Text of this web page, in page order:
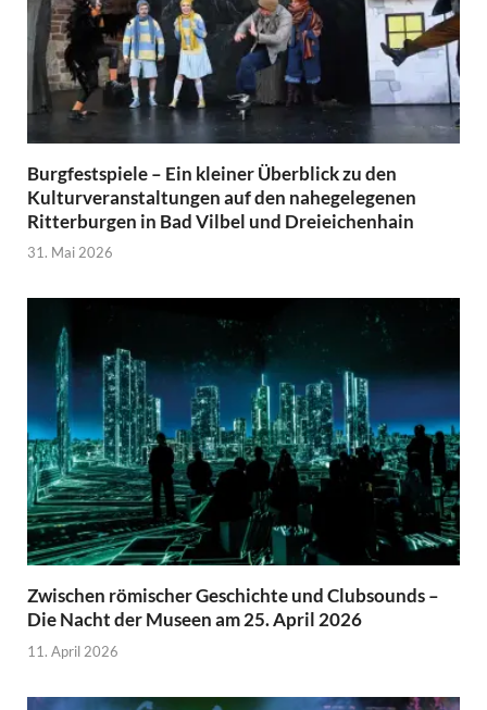
Burgfestspiele – Ein kleiner Überblick zu den
Kulturveranstaltungen auf den nahegelegenen
Ritterburgen in Bad Vilbel und Dreieichenhain
31. Mai 2026
Zwischen römischer Geschichte und Clubsounds –
Die Nacht der Museen am 25. April 2026
11. April 2026